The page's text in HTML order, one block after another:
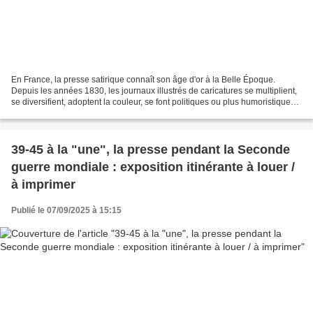
En France, la presse satirique connaît son âge d'or à la Belle Époque.
Depuis les années 1830, les journaux illustrés de caricatures se multiplient,
se diversifient, adoptent la couleur, se font politiques ou plus humoristiques,
39-45 à la "une", la presse pendant la Seconde
guerre mondiale : exposition itinérante à louer /
à imprimer
Publié le 07/09/2025 à 15:15